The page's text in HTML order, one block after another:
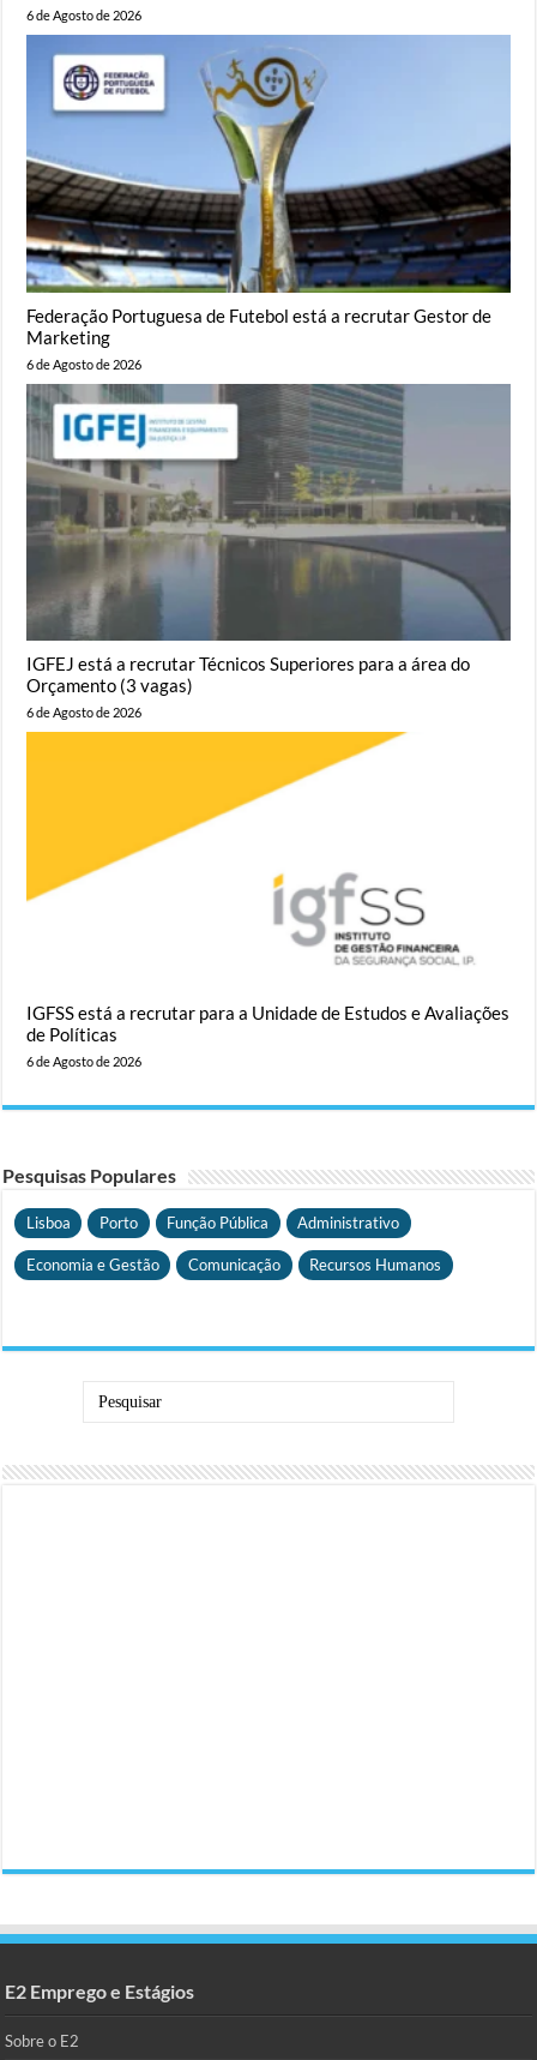
6 de Agosto de 2026
Federação Portuguesa de Futebol está a recrutar Gestor de
Marketing
6 de Agosto de 2026
IGFEJ está a recrutar Técnicos Superiores para a área do
Orçamento (3 vagas)
6 de Agosto de 2026
IGFSS está a recrutar para a Unidade de Estudos e Avaliações
de Políticas
6 de Agosto de 2026
Pesquisas Populares
Lisboa Porto Função Pública Administrativo
Economia e Gestão Comunicação Recursos Humanos
E2 Emprego e Estágios
Sobre o E2